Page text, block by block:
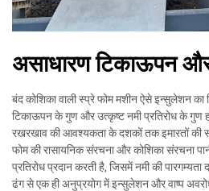
असाधारण टिकाऊपन और
बंद कोशिका वाली स्प्रे फोम मशीन ऐसे इन्सुलेशन का
टिकाऊपन के गुण और उत्कृष्ट नमी प्रतिरोध के गुण
रखरखाव की आवश्यकता के दशकों तक इमारतों की
फोम की रासायनिक संरचना और कोशिका संरचना
प्रतिरोध प्रदान करती है, जिसमें नमी की पारगम्यता
ढंग से एक ही अनुप्रयोग में इन्सुलेशन और वाष्प